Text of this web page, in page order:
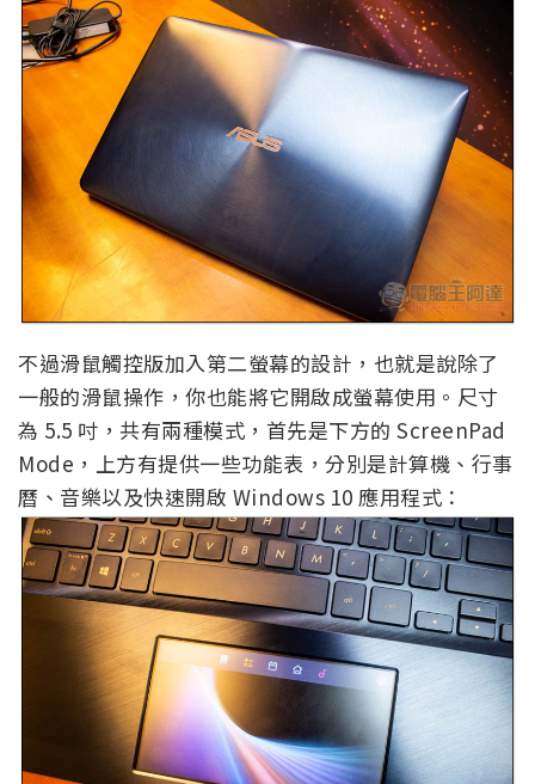
不過滑鼠觸控版加入第二螢幕的設計，也就是說除了
一般的滑鼠操作，你也能將它開啟成螢幕使用。尺寸
為 5.5 吋，共有兩種模式，首先是下方的 ScreenPad
Mode，上方有提供一些功能表，分別是計算機、行事
曆、音樂以及快速開啟 Windows 10 應用程式：